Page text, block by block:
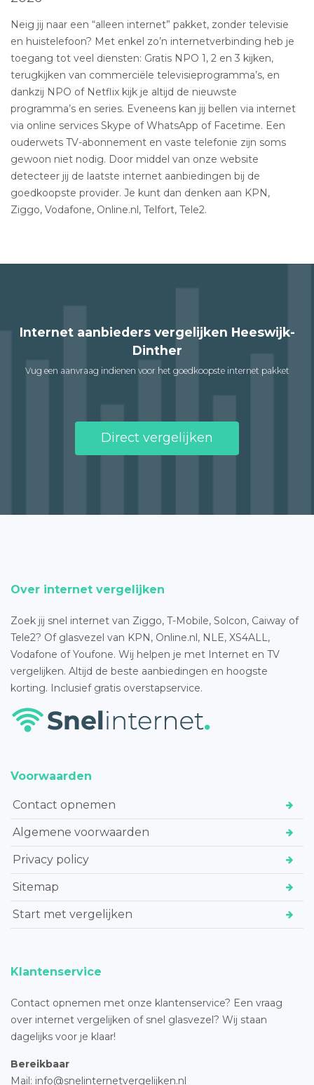
Neig jij naar een “alleen internet” pakket, zonder televisie
en huistelefoon? Met enkel zo’n internetverbinding heb je
toegang tot veel diensten: Gratis NPO 1, 2 en 3 kijken,
terugkijken van commerciële televisieprogramma’s, en
dankzij NPO of Netflix kijk je altijd de nieuwste
programma’s en series. Eveneens kan jij bellen via internet
via online services Skype of WhatsApp of Facetime. Een
ouderwets TV-abonnement en vaste telefonie zijn soms
gewoon niet nodig. Door middel van onze website
detecteer jij de laatste internet aanbiedingen bij de
goedkoopste provider. Je kunt dan denken aan KPN,
Ziggo, Vodafone, Online.nl, Telfort, Tele2.
Internet aanbieders vergelijken Heeswijk-
Dinther
Vug een aanvraag indienen voor het goedkoopste internet pakket
Direct vergelijken
Over internet vergelijken
Zoek jij snel internet van Ziggo, T-Mobile, Solcon, Caiway of
Tele2? Of glasvezel van KPN, Online.nl, NLE, XS4ALL,
Vodafone of Youfone. Wij helpen je met Internet en TV
vergelijken. Altijd de beste aanbiedingen en hoogste
korting. Inclusief gratis overstapservice.
Voorwaarden
Contact opnemen
Algemene voorwaarden
Privacy policy
Sitemap
Start met vergelijken
Klantenservice
Contact opnemen met onze klantenservice? Een vraag
over internet vergelijken of snel glasvezel? Wij staan
dagelijks voor je klaar!
Bereikbaar
Mail: info@snelinternetvergelijken.nl